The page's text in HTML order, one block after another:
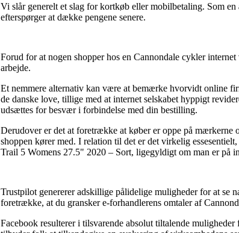
Vi slår generelt et slag for kortkøb eller mobilbetaling. Som
efterspørger at dække pengene senere.
Forud for at nogen shopper hos en Cannondale cykler
arbejde.
Et nemmere alternativ kan være at bemærke hvorvidt online
de danske love, tillige med at internet selskabet hyppigt
udsættes for besvær i forbindelse med din bestilling.
Derudover er det at foretrække at køber er oppe på mærkerne
shoppen kører med. I relation til det er det virkelig
Trail 5 Womens 27.5" 2020 – Sort, ligegyldigt om man er på
Trustpilot genererer adskillige pålidelige muligheder for at se
foretrække, at du gransker e-forhandlerens omtaler af
Facebook resulterer i tilsvarende absolut tiltalende